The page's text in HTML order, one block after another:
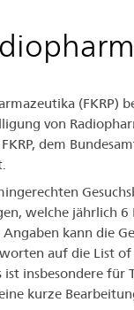
(FKRP)
von
dem
welche jährlich 6
kann die
auf die List of
insbesondere für
kurze